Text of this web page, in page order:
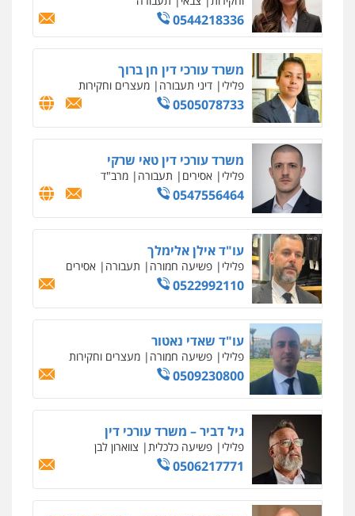
וחקירות
0542255161
גל דהן – משרד עורך דין פלילי
פלילי פשיעה חמורה סמים מעצרים
וחקירות
עו"ד ראוף נג'אר
פלילי עורכי דין לענייני אסירים
סמים רכוש
עדי כרמלי – חברת עו"ד
כלכלי עורכי דין לענייני אסירים
0525060666
גיא זהבי משרד עורכי דין
משפחה
503456449
עו"ד איהאב ג'לג'ולי
פלילי מעצרים וחקירות עורכי דין לענייני
אסירים